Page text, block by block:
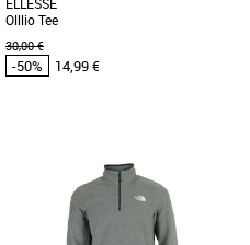
Olllio Tee
30,00 €
-50% 14,99 €
Vêtements pas cher et Promos
T-shirt 100% coton